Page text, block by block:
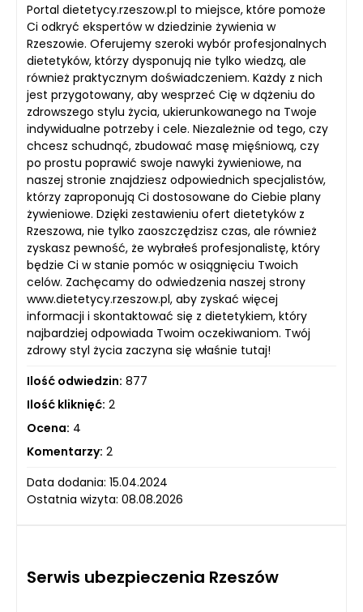
Portal dietetycy.rzeszow.pl to miejsce, które pomoże
Ci odkryć ekspertów w dziedzinie żywienia w
Rzeszowie. Oferujemy szeroki wybór profesjonalnych
dietetyków, którzy dysponują nie tylko wiedzą, ale
również praktycznym doświadczeniem. Każdy z nich
jest przygotowany, aby wesprzeć Cię w dążeniu do
zdrowszego stylu życia, ukierunkowanego na Twoje
indywidualne potrzeby i cele. Niezależnie od tego, czy
chcesz schudnąć, zbudować masę mięśniową, czy
po prostu poprawić swoje nawyki żywieniowe, na
naszej stronie znajdziesz odpowiednich specjalistów,
którzy zaproponują Ci dostosowane do Ciebie plany
żywieniowe. Dzięki zestawieniu ofert dietetyków z
Rzeszowa, nie tylko zaoszczędzisz czas, ale również
zyskasz pewność, że wybrałeś profesjonalistę, który
będzie Ci w stanie pomóc w osiągnięciu Twoich
celów. Zachęcamy do odwiedzenia naszej strony
www.dietetycy.rzeszow.pl, aby zyskać więcej
informacji i skontaktować się z dietetykiem, który
najbardziej odpowiada Twoim oczekiwaniom. Twój
zdrowy styl życia zaczyna się właśnie tutaj!
Ilość odwiedzin: 877
Ilość kliknięć: 2
Ocena: 4
Komentarzy: 2
Data dodania: 15.04.2024
Ostatnia wizyta: 08.08.2026
Serwis ubezpieczenia Rzeszów